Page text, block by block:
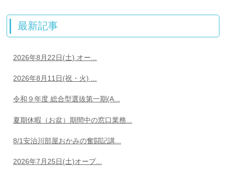
最新記事
2026年8月22日(土) オー...
2026年8月11日(祝・火) ...
令和９年度 総合型選抜第一期(A...
夏期休暇（お盆）期間中の窓口業務...
8/1安治川部屋おかみの奮闘記講...
2026年7月25日(土)オープ...